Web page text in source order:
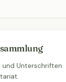
und Unterschriften